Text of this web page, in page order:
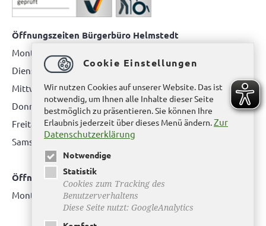
Öffnungszeiten Bürgerbüro Helmstedt
Montag: 08.00 bis 12.00 Uhr
Dienstag: 08.00 bis 12.00 Uhr & 15.00 Uhr bis 17.00 Uhr
Mittwoch: nur nach Terminvereinbarung
Donnerstag: 08.00 bis 12.00 Uhr & 14.00 Uhr bis 16.00 Uhr
Freitag: nur nach Terminvereinbarung
Samstag:bitte hier klicken
Öffnungszeiten Bürgerbüro Büddenstedt
Montag: 14:00 bis 16:00 Uhr
Cookie Einstellungen
Wir nutzen Cookies auf unserer Website. Das ist
notwendig, um Ihnen alle Inhalte dieser Seite
bestmöglich zu präsentieren. Sie können Ihre
Erlaubnis jederzeit über dieses Menü ändern.Zur
Datenschutzerklärung
Notwendige
Statistik
Cookies zum Tracking des
Benutzerverhaltens
Diese Seite nutzt: GoogleAnalytics